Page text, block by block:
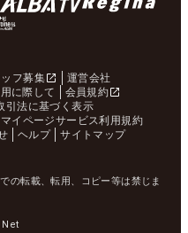
フ募集
運営会社
に際して
会員規約
引法に基づく表示
マイページサービス利用規約
ヘルプ サイトマップ
の転載、転用、コピー等は禁じま
Net